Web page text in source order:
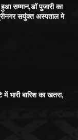
सम्मान,डॉ पुजारी का
सयुंक्त अस्पताल मे
भारी बारिश का खतरा,